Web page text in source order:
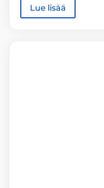
Lue lisää